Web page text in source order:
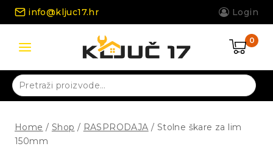
Skip
info@kljuc17.hr Login
0
Pretraži:
Home / Shop / RASPRODAJA / Stolne škare za lim
150mm